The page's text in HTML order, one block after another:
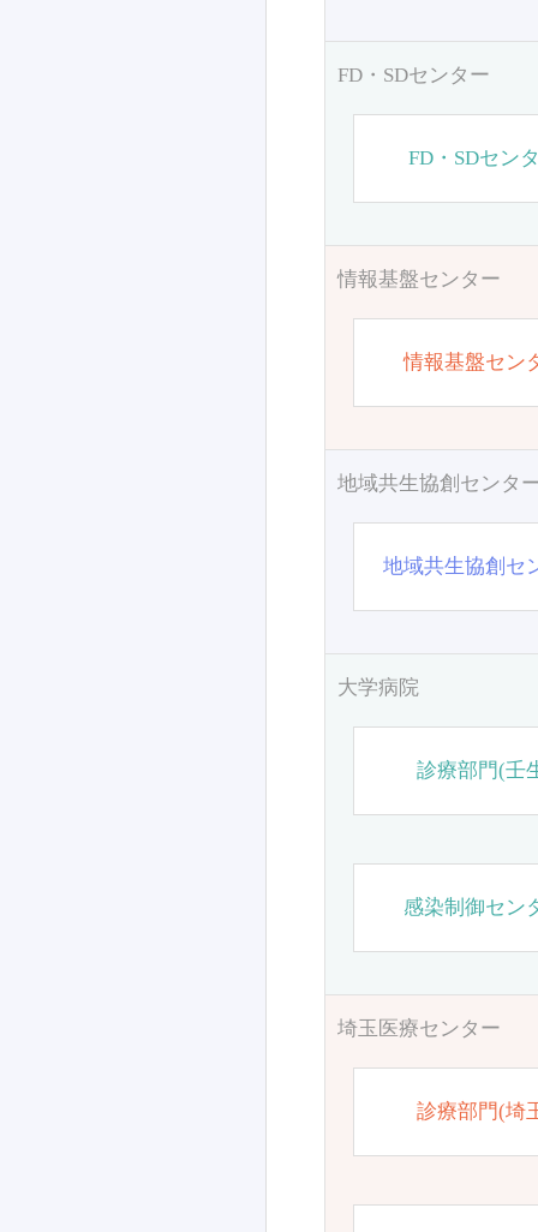
FD・SDセンター
FD・SDセン
情報基盤センター
情報基盤セン
地域共生協創センタ
地域共生協創セ
大学病院
診療部門(壬
感染制御セン
埼玉医療センター
診療部門(埼